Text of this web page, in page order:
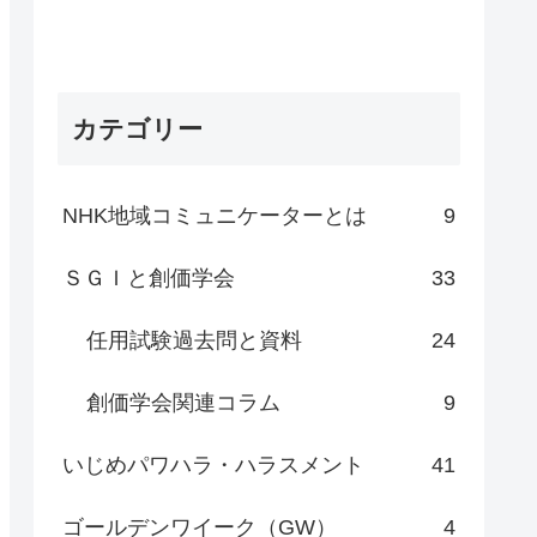
カテゴリー
NHK地域コミュニケーターとは 9
ＳＧＩと創価学会 33
任用試験過去問と資料 24
創価学会関連コラム 9
いじめパワハラ・ハラスメント 41
ゴールデンワイーク（GW） 4